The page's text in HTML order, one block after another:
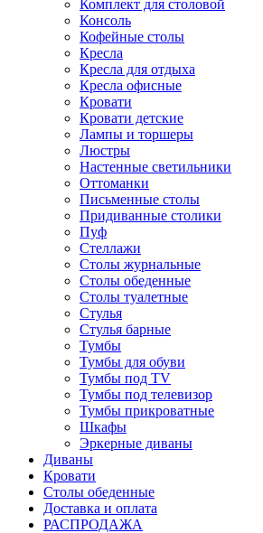
Комплект для столовой
Консоль
Кофейные столы
Кресла
Кресла для отдыха
Кресла офисные
Кровати
Кровати детские
Лампы и торшеры
Люстры
Настенные светильники
Оттоманки
Письменные столы
Придиванные столики
Пуф
Стеллажи
Столы журнальные
Столы обеденные
Столы туалетные
Стулья
Стулья барные
Тумбы
Тумбы для обуви
Тумбы под TV
Тумбы под телевизор
Тумбы прикроватные
Шкафы
Эркерные диваны
Диваны
Кровати
Столы обеденные
Доставка и оплата
РАСПРОДАЖА